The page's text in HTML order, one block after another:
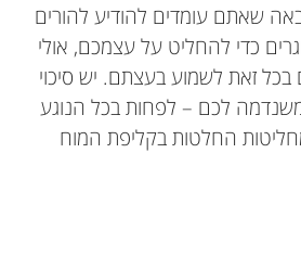
שאתם עומדים להודיע להורים
כדי להחליט על עצמכם, אולי
זאת לשמוע בעצתם. יש סיכוי
לכם – לפחות בכל הנוגע
החלטות בקליפת המוח